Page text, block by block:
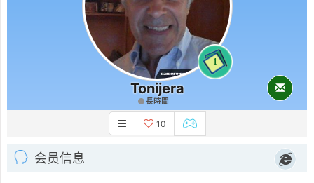
1
Tonijera
長時間
10
会员信息